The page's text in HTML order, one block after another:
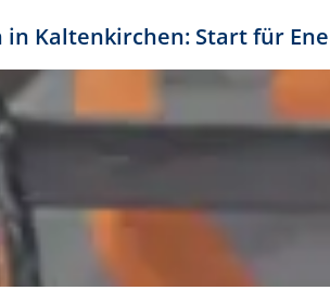
in Kaltenkirchen: Start für